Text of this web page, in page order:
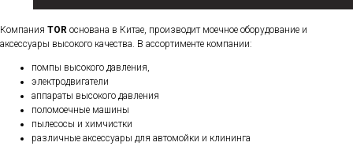
Компания TOR основана в Китае, производит моечное оборудование и
аксессуары высокого качества. В ассортименте компании:
помпы высокого давления,
электродвигатели
аппараты высокого давления
поломоечные машины
пылесосы и химчистки
различные аксессуары для автомойки и клининга